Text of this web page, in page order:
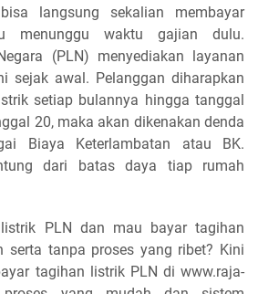
langsung sekalian membayar
menunggu waktu gajian dulu.
(PLN) menyediakan layanan
sejak awal. Pelanggan diharapkan
setiap bulannya hingga tanggal
20, maka akan dikenakan denda
Biaya Keterlambatan atau BK.
dari batas daya tiap rumah
PLN dan mau bayar tagihan
serta tanpa proses yang ribet? Kini
tagihan listrik PLN di www.raja-